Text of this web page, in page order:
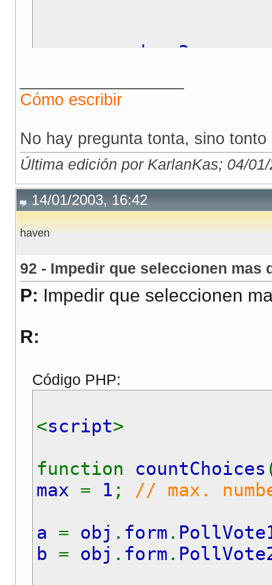
segundos
3
varmensaje="Nos
milisegundos=segundos
window.setTimeout(
document.write(
</script>
</body>
</html>
Cómo escribir
No hay pregunta tonta, sino
Última edición por KarlanKas; 04/
14/01/2003, 16:42
haven
92 - Impedir que seleccionen mas
P: Impedir que seleccionen
R:
Código PHP:
<script>
function countChoices
max = 1 ; // max.
a = obj . form .
b = obj . form .